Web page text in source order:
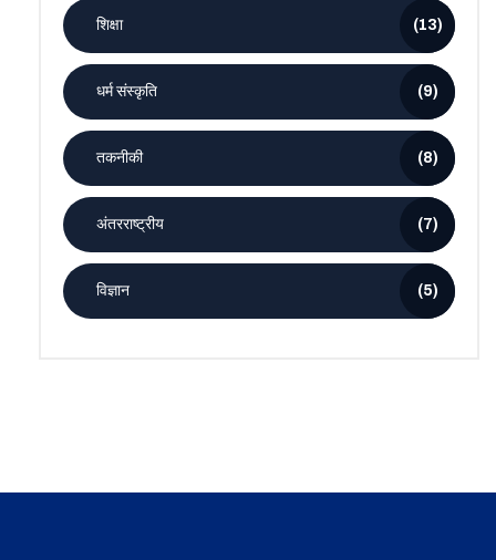
शिक्षा (13)
धर्म संस्कृति (9)
तकनीकी (8)
अंतरराष्ट्रीय (7)
विज्ञान (5)